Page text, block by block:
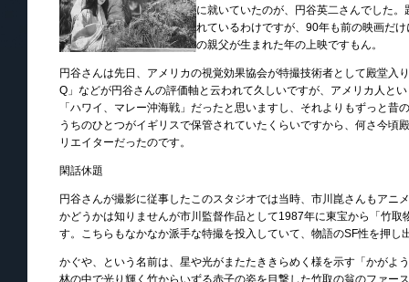
に就いていたのが、円谷英二さんでした
れているわけですが、90年も前の映画だ
の親父が生まれた年の上映ですもん。
円谷さんは先日、アメリカの視覚効果協会が特撮技術者として殿堂入
Q」などが円谷さんの評価軸と云われて久しいですが、アメリカ人と
「ハワイ、マレー沖海戦」だったと思いますし、それよりもずっと昔
うちのひとつがイギリスで保管されていたくらいですから、何さ今頃
リエイターだったのです。
閑話休題
円谷さんが撮影に従事したこのスタジオでは当時、市川崑さんもアニ
かどうかは知りませんが市川監督作品として1987年に東宝から「竹
す。こちらもなかなか派手な特撮を投入していて、物語のSF性を押し
かぐや、という名前は、星や光がまたたききらめく様を示す「かがよ
林の中で光り輝く竹からいずる赤子の姿を目撃した竹取の翁のファー